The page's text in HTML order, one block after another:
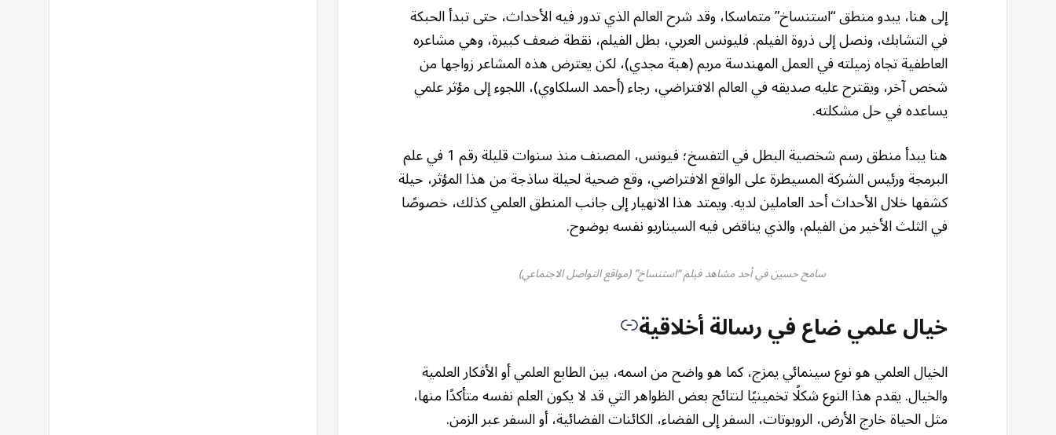
إلى هنا، يبدو منطق “استنساخ” متماسكا، وقد شرح العالم الذي تدور فيه الأحداث، حتى تبدأ الحبكة
في التشابك، ونصل إلى ذروة الفيلم. فليونس العربي، بطل الفيلم، نقطة ضعف كبيرة، وهي مشاعره
العاطفية تجاه زميلته في العمل المهندسة مريم (هبة مجدي)، لكن يعترض هذه المشاعر زواجها من
شخص آخر، ويقترح عليه صديقه في العالم الافتراضي، رجاء (أحمد السلكاوي)، اللجوء إلى مؤثر علمي
يساعده في حل مشكلته.
هنا يبدأ منطق رسم شخصية البطل في التفسخ؛ فيونس، المصنف منذ سنوات قليلة رقم 1 في علم
البرمجة ورئيس الشركة المسيطرة على الواقع الافتراضي، وقع ضحية لحيلة ساذجة من هذا المؤثر، حيلة
كشفها خلال الأحداث أحد العاملين لديه. ويمتد هذا الانهيار إلى جانب المنطق العلمي كذلك، خصوصًا
في الثلث الأخير من الفيلم، والذي يناقض فيه السيناريو نفسه بوضوح.
سامح حسين في أحد مشاهد فيلم “استنساخ” (مواقع التواصل الاجتماعي)
خيال علمي ضاع في رسالة أخلاقية
الخيال العلمي هو نوع سينمائي يمزج، كما هو واضح من اسمه، بين الطابع العلمي أو الأفكار العلمية
والخيال. يقدم هذا النوع شكلًا تخمينيًا لنتائج بعض الظواهر التي قد لا يكون العلم نفسه متأكدًا منها،
مثل الحياة خارج الأرض، الروبوتات، السفر إلى الفضاء، الكائنات الفضائية، أو السفر عبر الزمن.